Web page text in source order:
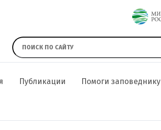
Публикации Помоги заповеднику